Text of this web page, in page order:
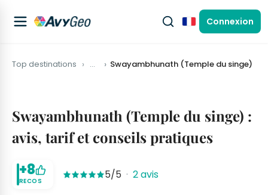
FrançaisConnexion
Top destinations … Swayambhunath (Temple du singe)
Swayambhunath (Temple du singe) :
avis, tarif et conseils pratiques
+8
RECOS 5/5 · 2 avis